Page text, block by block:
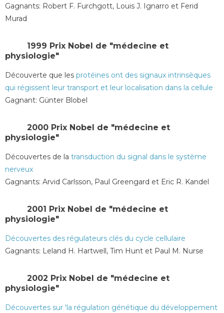
Gagnants: Robert F. Furchgott, Louis J. Ignarro et Ferid
Murad
1999 Prix Nobel de "médecine et
physiologie"
Découverte que les protéines ont des signaux intrinsèques
qui régissent leur transport et leur localisation dans la cellule
Gagnant: Günter Blobel
2000 Prix Nobel de "médecine et
physiologie"
Découvertes de la transduction du signal dans le système
nerveux
Gagnants: Arvid Carlsson, Paul Greengard et Eric R. Kandel
2001 Prix ​​Nobel de "médecine et
physiologie"
Découvertes des régulateurs clés du cycle cellulaire
Gagnants: Leland H. Hartwell, Tim Hunt et Paul M. Nurse
2002 Prix Nobel de "médecine et
physiologie"
Découvertes sur 'la régulation génétique du développement